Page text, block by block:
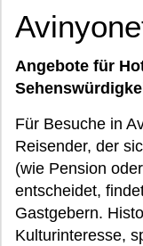
Angebote für
Für Besuche in
Reisender, der
(wie Pension
entscheidet,
Gastgebern.
Kulturinteresse,